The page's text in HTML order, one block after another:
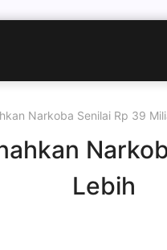
Narkoba Senilai Rp 39
Lebih